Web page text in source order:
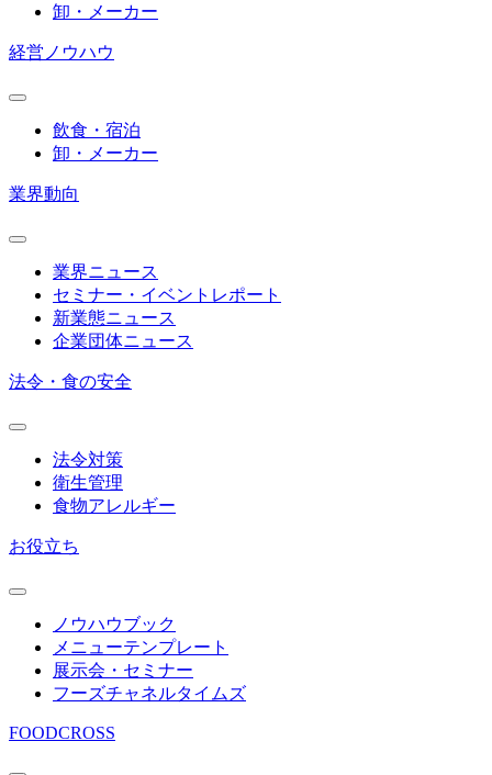
卸・メーカー
経営ノウハウ
飲食・宿泊
卸・メーカー
業界動向
業界ニュース
セミナー・イベントレポート
新業態ニュース
企業団体ニュース
法令・食の安全
法令対策
衛生管理
食物アレルギー
お役立ち
ノウハウブック
メニューテンプレート
展示会・セミナー
フーズチャネルタイムズ
FOODCROSS